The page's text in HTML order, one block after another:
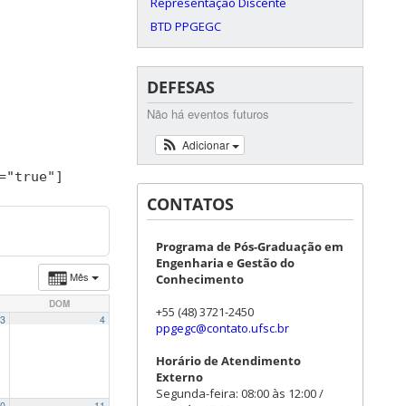
"true" ]
Mês
DOM
3 4
BTD PPGEGC
DEFESAS
Não há eventos futuros
Adicionar
CONTATOS
Programa de Pós-Graduação em
Engenharia e Gestão do
Conhecimento
+55 (48) 3721-2450
ppgegc@contato.ufsc.br
Horário de Atendimento
Externo
Segunda-feira: 08:00 às 12:00 /